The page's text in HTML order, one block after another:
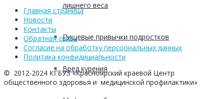
лишнего веса
Пищевые привычки подростков
Вред курения
Главная страница
Новости
Контакты
Обратная связь
Согласие на обработку персоональных данных
Политика конфидициальности
© 2012-2024 КГБУЗ «Красноярский краевой Центр
общественного здоровья и медицинской профилактики»